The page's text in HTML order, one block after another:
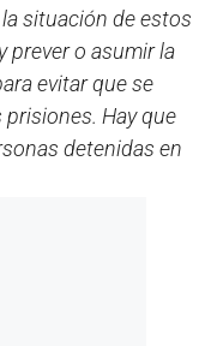
situación de estos
prever o asumir la
evitar que se
Hay que
detenidas en